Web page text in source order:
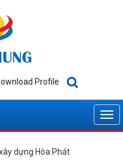
Profile
dựng Hòa Phát